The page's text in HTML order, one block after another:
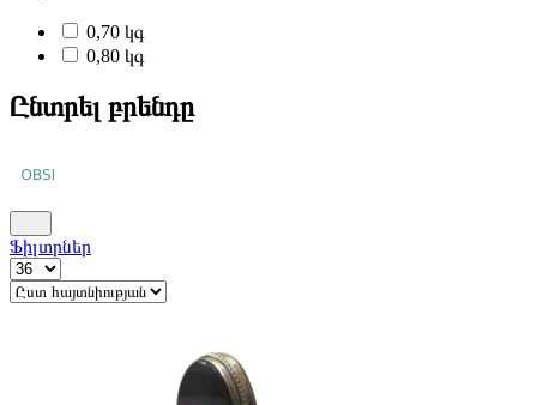
0,70 կգ
0,80 կգ
Ընտրել բրենդը
Ֆիլտրներ